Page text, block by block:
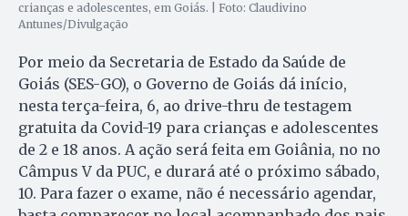
crianças e adolescentes, em Goiás. | Foto: Claudivino
Antunes/Divulgação
Por meio da Secretaria de Estado da Saúde de
Goiás (SES-GO), o Governo de Goiás dá início,
nesta terça-feira, 6, ao drive-thru de testagem
gratuita da Covid-19 para crianças e adolescentes
de 2 e 18 anos. A ação será feita em Goiânia, no no
Câmpus V da PUC, e durará até o próximo sábado,
10. Para fazer o exame, não é necessário agendar,